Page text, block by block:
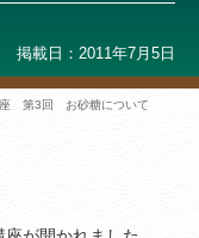
掲載日：2011年7月5日
第3回 お砂糖について